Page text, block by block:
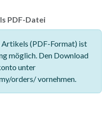
PDF-Datei
Artikels (PDF-Format) ist
möglich. Den Download
unter
orders/ vornehmen.